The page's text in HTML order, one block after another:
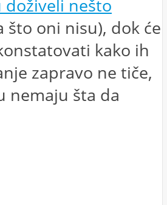
nešto
što oni nisu), dok će
kako ih
zapravo ne tiče,
nemaju šta da